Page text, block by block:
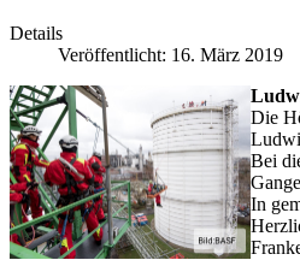
Details
Veröffentlicht: 16. März 2019
Lu
Die
Bei
In